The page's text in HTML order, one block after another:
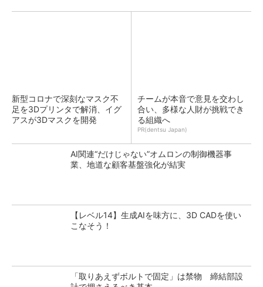
新型コロナで深刻なマスク不
足を3Dプリンタで解消、イグ
アスが3Dマスクを開発
チームが本音で意見を交わし
合い、多様な人財が挑戦でき
る組織へ
PR(dentsu Japan)
AI関連“だけじゃない”オムロンの制御機器事
業、地道な顧客基盤強化が結実
【レベル14】生成AIを味方に、3D CADを使い
こなそう！
「取りあえずボルトで固定」は禁物 締結部設